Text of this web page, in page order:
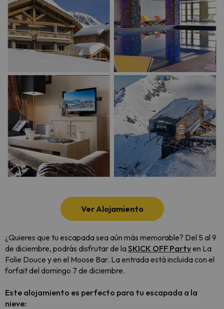
Ver Alojamiento
¿Quieres que tu escapada sea aún más memorable? Del 5 al 9
de diciembre, podrás disfrutar de laSKICK OFF Partyen La
Folie Douce y en el Moose Bar. La entrada está incluida con el
forfait del domingo 7 de diciembre.
Este alojamiento es perfecto para tu escapada a la
nieve: